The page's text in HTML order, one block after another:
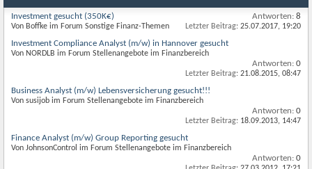
Investment gesucht (350K€)
Von Boffke im Forum Sonstige Finanz-Themen
Antworten: 8
Letzter Beitrag: 25.07.2017, 19:20
Investment Compliance Analyst (m/w) in Hannover gesucht
Von NORDLB im Forum Stellenangebote im Finanzbereich
Antworten: 0
Letzter Beitrag: 21.08.2015, 08:47
Business Analyst (m/w) Lebensversicherung gesucht!!!
Von susijob im Forum Stellenangebote im Finanzbereich
Antworten: 0
Letzter Beitrag: 18.09.2013, 14:47
Finance Analyst (m/w) Group Reporting gesucht
Von JohnsonControl im Forum Stellenangebote im Finanzbereich
Antworten: 0